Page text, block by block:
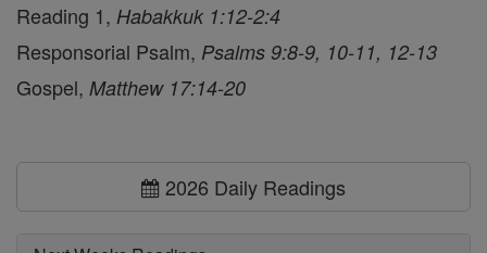
Reading 1, Habakkuk 1:12-2:4
Responsorial Psalm, Psalms 9:8-9, 10-11, 12-13
Gospel, Matthew 17:14-20
2026 Daily Readings